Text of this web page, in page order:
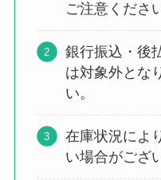
ご注意くださ
銀行振込・後
は対象外とな
い。
在庫状況によ
い場合がござ